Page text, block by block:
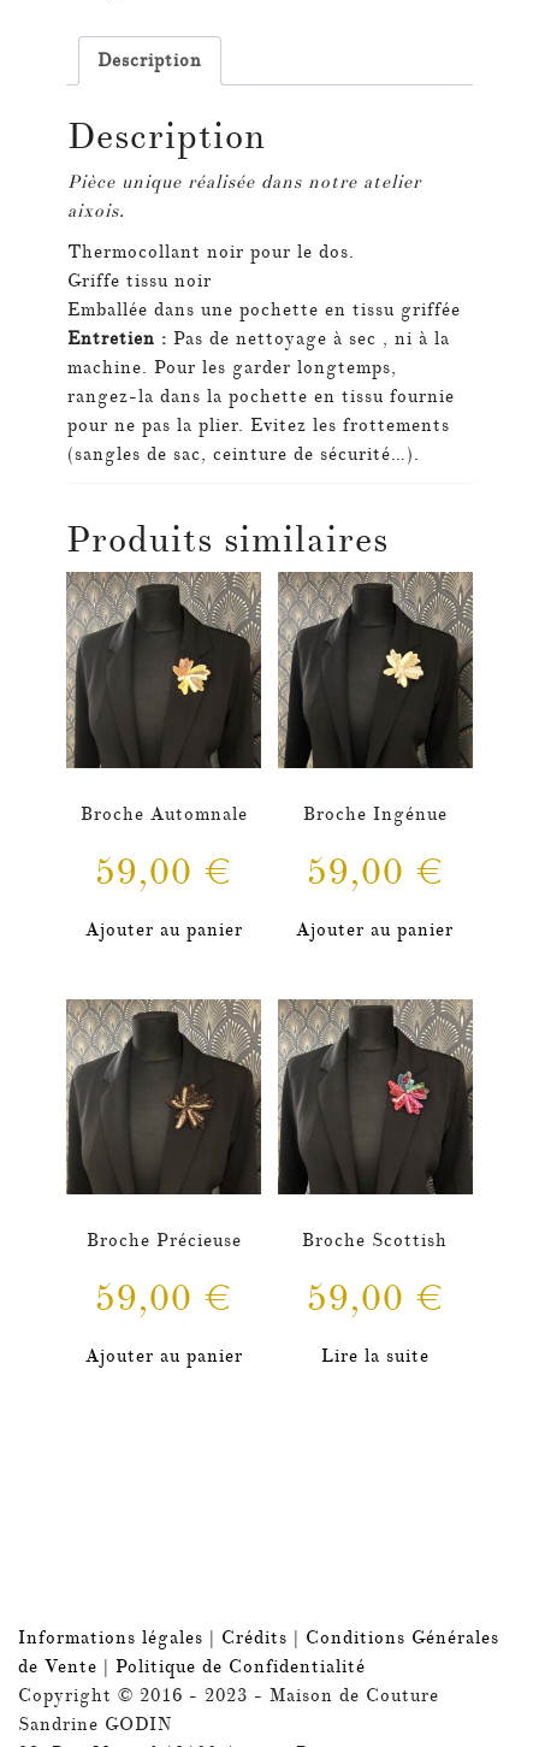
Description
Description
Pièce unique réalisée dans notre atelier
aixois.
Thermocollant noir pour le dos.
Griffe tissu noir
Emballée dans une pochette en tissu griffée
Entretien : Pas de nettoyage à sec , ni à la
machine. Pour les garder longtemps,
rangez-la dans la pochette en tissu fournie
pour ne pas la plier. Evitez les frottements
(sangles de sac, ceinture de sécurité…).
Produits similaires
Broche Automnale
59,00 €
Ajouter au panier
Broche Ingénue
59,00 €
Ajouter au panier
Broche Précieuse
59,00 €
Ajouter au panier
Broche Scottish
59,00 €
Lire la suite
Informations légales | Crédits | Conditions Générales
de Vente | Politique de Confidentialité
Copyright © 2016 - 2023 - Maison de Couture
Sandrine GODIN